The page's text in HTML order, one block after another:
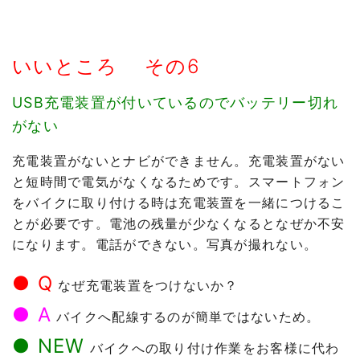
いいところ その6
USB充電装置が付いているのでバッテリー切れ
がない
充電装置がないとナビができません。充電装置がない
と短時間で電気がなくなるためです。スマートフォン
をバイクに取り付ける時は充電装置を一緒につけるこ
とが必要です。電池の残量が少なくなるとなぜか不安
になります。電話ができない。写真が撮れない。
● Q なぜ充電装置をつけないか？
● A バイクへ配線するのが簡単ではないため。
● NEW バイクへの取り付け作業をお客様に代わ